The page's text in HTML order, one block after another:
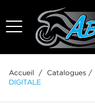
Accueil / Catalogues /
DIGITALE